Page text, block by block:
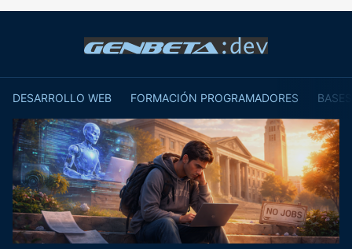
DESARROLLO WEB FORMACIÓN PROGRAMADORES